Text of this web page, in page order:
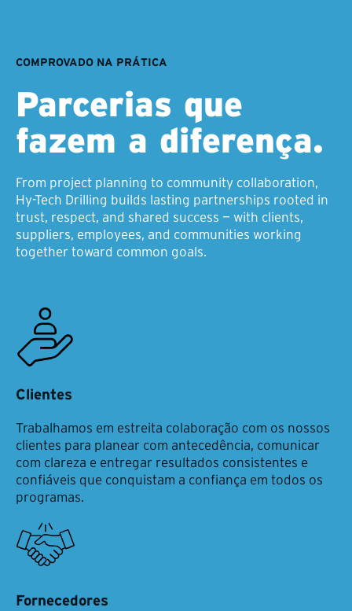
COMPROVADO NA PRÁTICA
Parcerias que
fazem a diferença.
From project planning to community collaboration,
Hy-Tech Drilling builds lasting partnerships rooted in
trust, respect, and shared success — with clients,
suppliers, employees, and communities working
together toward common goals.
Clientes
Trabalhamos em estreita colaboração com os nossos
clientes para planear com antecedência, comunicar
com clareza e entregar resultados consistentes e
confiáveis que conquistam a confiança em todos os
programas.
Fornecedores